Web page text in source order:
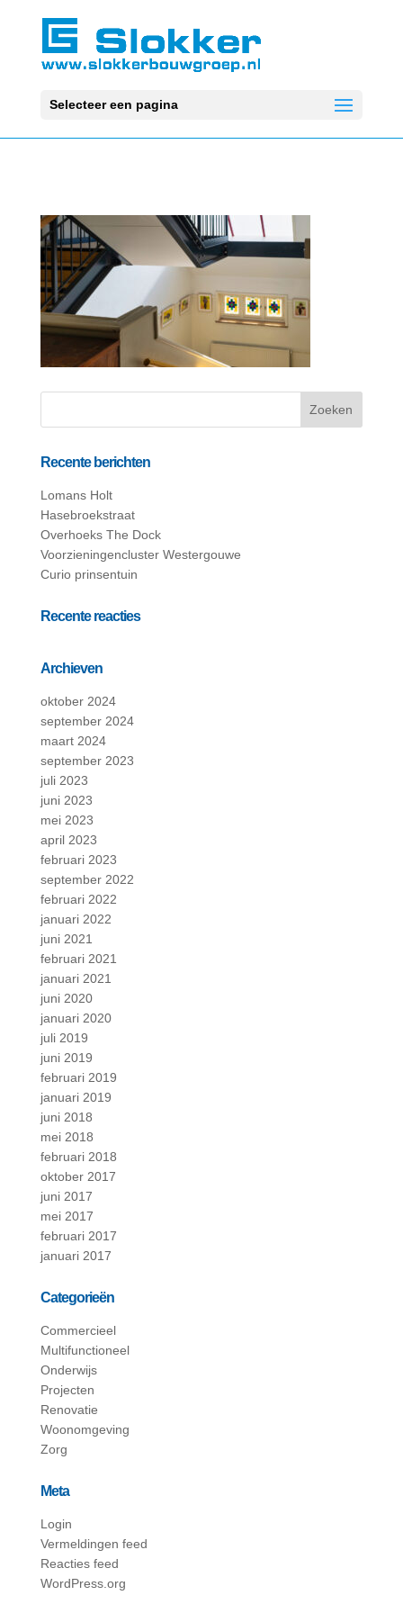
Selecteer een pagina
Recente berichten
Lomans Holt
Hasebroekstraat
Overhoeks The Dock
Voorzieningencluster Westergouwe
Curio prinsentuin
Recente reacties
Archieven
oktober 2024
september 2024
maart 2024
september 2023
juli 2023
juni 2023
mei 2023
april 2023
februari 2023
september 2022
februari 2022
januari 2022
juni 2021
februari 2021
januari 2021
juni 2020
januari 2020
juli 2019
juni 2019
februari 2019
januari 2019
juni 2018
mei 2018
februari 2018
oktober 2017
juni 2017
mei 2017
februari 2017
januari 2017
Categorieën
Commercieel
Multifunctioneel
Onderwijs
Projecten
Renovatie
Woonomgeving
Zorg
Meta
Login
Vermeldingen feed
Reacties feed
WordPress.org